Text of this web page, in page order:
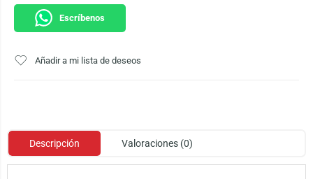
Escríbenos
Añadir a mi lista de deseos
Descripción Valoraciones (0)